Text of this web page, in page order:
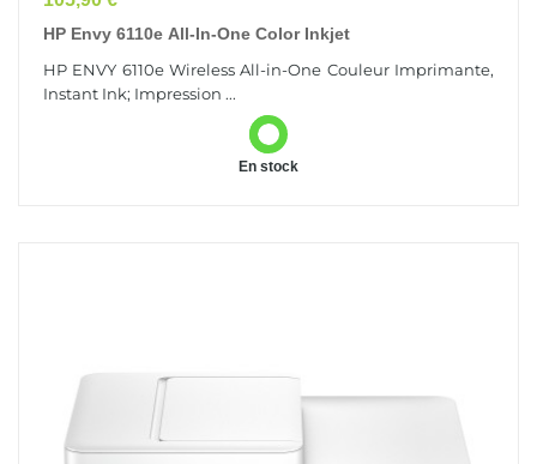
HP Envy 6110e All-In-One Color Inkjet
HP ENVY 6110e Wireless All-in-One Couleur Imprimante,
Instant Ink; Impression ...
En stock